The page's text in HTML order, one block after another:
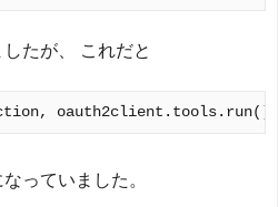
たが、 これだと
っていました。